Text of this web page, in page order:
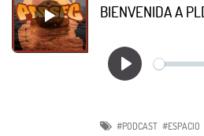
BIENVENIDA A
#PODCAST #ESPACIO